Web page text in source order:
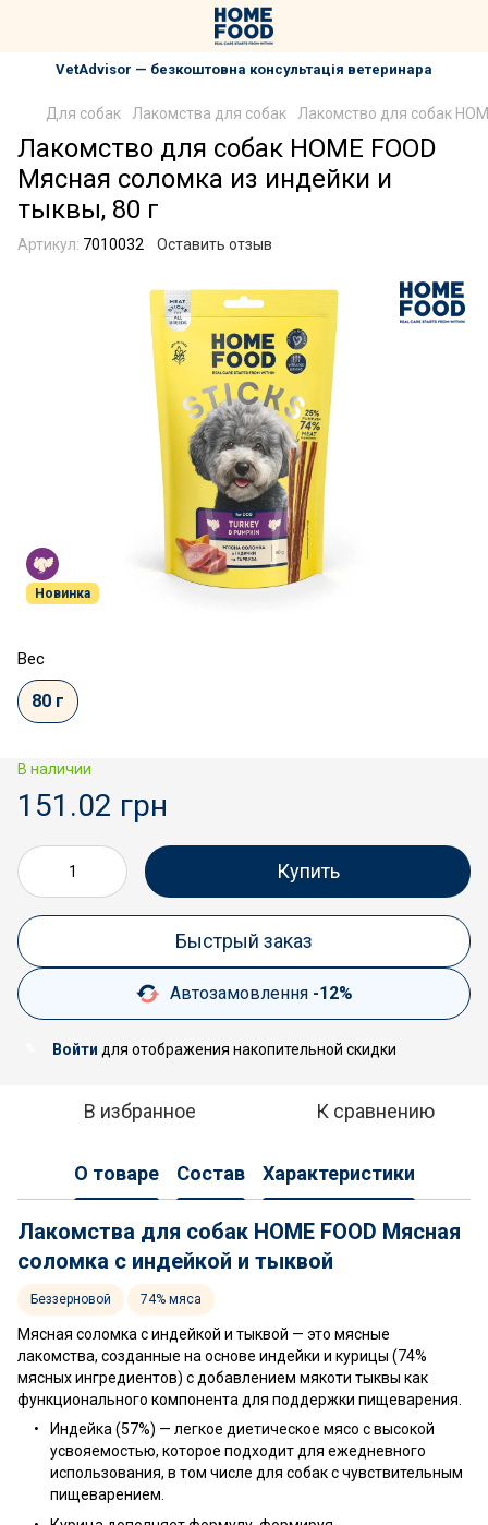
VetAdvisor — безкоштовна консультація ветеринара
Для собак Лакомства для собак Лакомство для собак
Лакомство для собак HOME FOOD
Мясная соломка из индейки и
тыквы, 80 г
Артикул: 7010032 Оставить отзыв
Новинка
Вес
80 г
В наличии
151.02 грн
Купить
Быстрый заказ
Автозамовлення -12%
Войти для отображения накопительной скидки
В избранное К сравнению
О товаре Состав Характеристики
Лакомства для собак HOME FOOD Мясная
соломка с индейкой и тыквой
Беззерновой 74% мяса
Мясная соломка с индейкой и тыквой — это мясные
лакомства, созданные на основе индейки и курицы (74%
мясных ингредиентов) с добавлением мякоти тыквы как
функционального компонента для поддержки пищеварения.
Индейка (57%) — легкое диетическое мясо с высокой
усвояемостью, которое подходит для ежедневного
использования, в том числе для собак с чувствительным
пищеварением.